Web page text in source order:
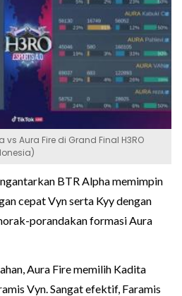
Aura Fire di Grand Final H3RO
BTR Alpha memimpin
cepat Vyn serta Kyy dengan
porandakan formasi Aura
Aura Fire memilih Kadita
Vyn. Sangat efektif, Faramis